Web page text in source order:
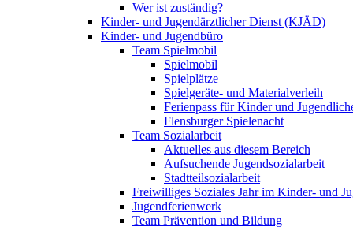
Wer ist zuständig?
Kinder- und Jugendärztlicher Dienst (KJÄD)
Kinder- und Jugendbüro
Team Spielmobil
Spielmobil
Spielplätze
Spielgeräte- und Materialverleih
Ferienpass für Kinder und
Flensburger Spielenacht
Team Sozialarbeit
Aktuelles aus diesem Bereich
Aufsuchende Jugendsozialarbeit
Stadtteilsozialarbeit
Freiwilliges Soziales Jahr im Kinder- und
Jugendferienwerk
Team Prävention und Bildung